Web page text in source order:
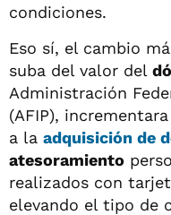
condiciones.
Eso sí, el cambio
suba del valor del
Administración
(AFIP),
a la adquisición de
atesoramiento
realizados con
elevando el tipo de